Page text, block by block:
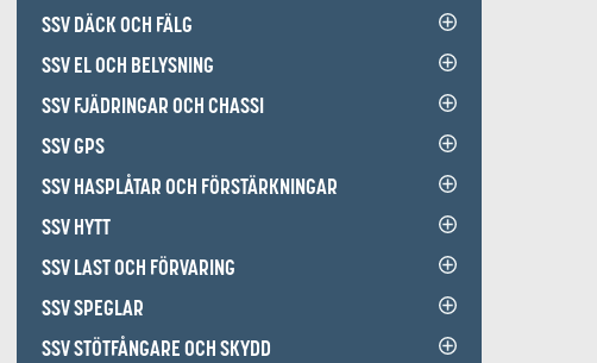
SSV DÄCK OCH FÄLG
SSV EL OCH BELYSNING
SSV FJÄDRINGAR OCH CHASSI
SSV GPS
SSV HASPLÅTAR OCH FÖRSTÄRKNINGAR
SSV HYTT
SSV LAST OCH FÖRVARING
SSV SPEGLAR
SSV STÖTFÅNGARE OCH SKYDD